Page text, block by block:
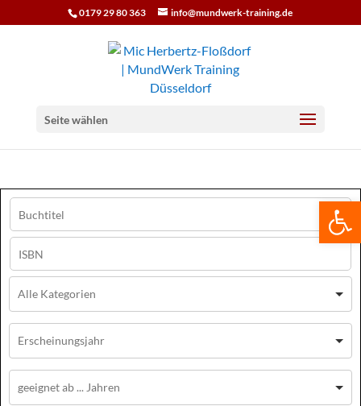
0179 29 80 363 info@mundwerk-training.de
Seite wählen